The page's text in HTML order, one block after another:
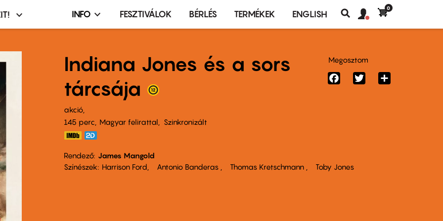
Infó,
terembérlés
menü
INFO FESZTIVÁLOK BÉRLÉS TERMÉKEK ENGLISH
Keresés
fiók
Felhasználói
0
Indiana Jones és a sors
tárcsája
akció
145 perc,
Magyar felirattal Szinkronizált
Rendező James Mangold
Színészek
Harrison Ford Antonio Banderas Thomas Kretschmann Toby Jones
Megosztom
FacebookTwitter